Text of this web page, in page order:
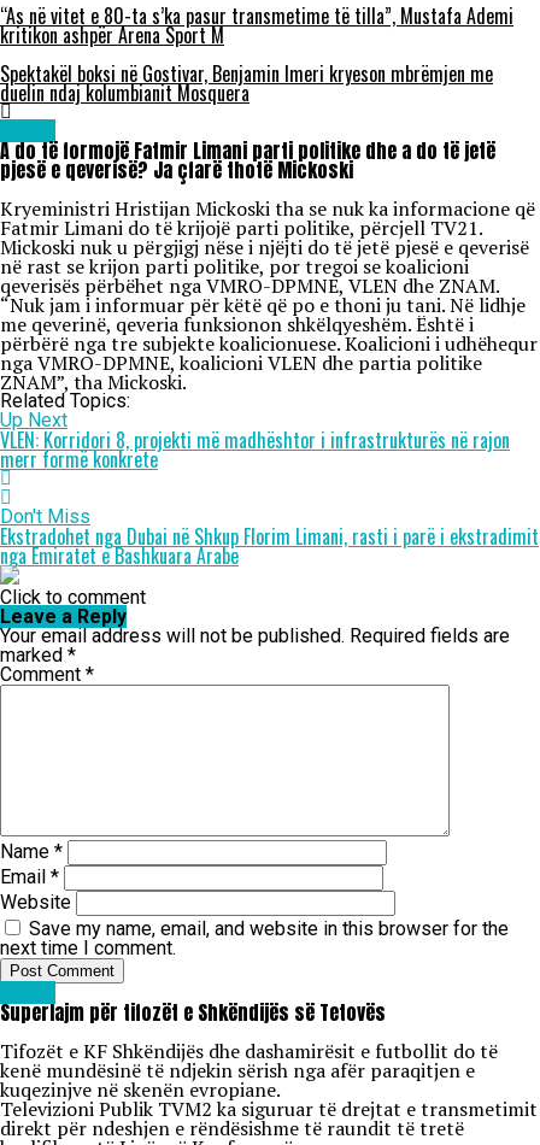
“As në vitet e 80-ta s’ka pasur transmetime të tilla”, Mustafa Ademi
kritikon ashpër Arena Sport M
Spektakël boksi në Gostivar, Benjamin Imeri kryeson mbrëmjen me
duelin ndaj kolumbianit Mosquera
A do të formojë Fatmir Limani parti politike dhe a do të jetë
pjesë e qeverisë? Ja çfarë thotë Mickoski
Kryeministri Hristijan Mickoski tha se nuk ka informacione që
Fatmir Limani do të krijojë parti politike, përcjell TV21.
Mickoski nuk u përgjigj nëse i njëjti do të jetë pjesë e qeverisë
në rast se krijon parti politike, por tregoi se koalicioni
qeverisës përbëhet nga VMRO-DPMNE, VLEN dhe ZNAM.
“Nuk jam i informuar për këtë që po e thoni ju tani. Në lidhje
me qeverinë, qeveria funksionon shkëlqyeshëm. Është i
përbërë nga tre subjekte koalicionuese. Koalicioni i udhëhequr
nga VMRO-DPMNE, koalicioni VLEN dhe partia politike
ZNAM”, tha Mickoski.
Related Topics:
Up Next
VLEN: Korridori 8, projekti më madhështor i infrastrukturës në rajon
merr formë konkrete
Don't Miss
Ekstradohet nga Dubai në Shkup Florim Limani, rasti i parë i ekstradimit
nga Emiratet e Bashkuara Arabe
Click to comment
Leave a Reply
Your email address will not be published. Required fields are
marked *
Comment *
Name *
Email *
Website
Save my name, email, and website in this browser for the
next time I comment.
Superlajm për tifozët e Shkëndijës së Tetovës
Tifozët e KF Shkëndijës dhe dashamirësit e futbollit do të
kenë mundësinë të ndjekin sërish nga afër paraqitjen e
kuqezinjve në skenën evropiane.
Televizioni Publik TVM2 ka siguruar të drejtat e transmetimit
direkt për ndeshjen e rëndësishme të raundit të tretë